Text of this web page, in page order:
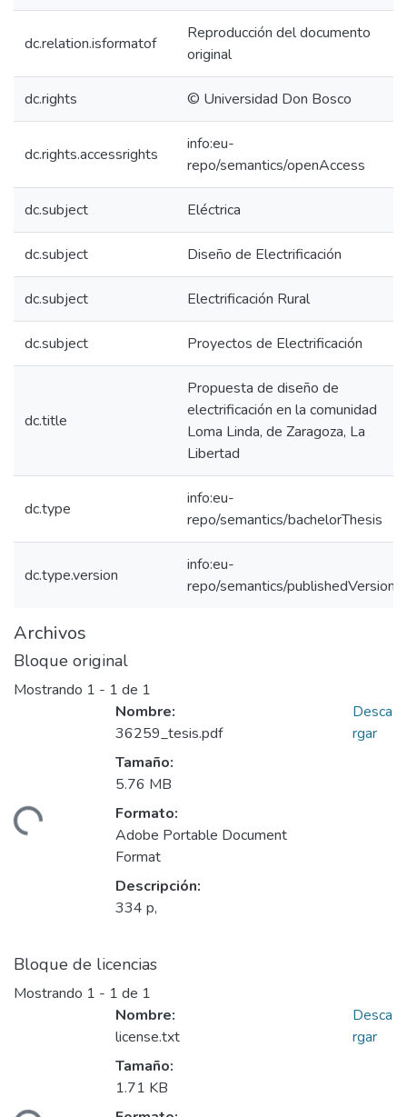
dc.relation.isformatof
Reproducción del documento
original
dc.rights © Universidad Don Bosco
dc.rights.accessrights
info:eu-
repo/semantics/openAccess
dc.subject Eléctrica
dc.subject Diseño de Electrificación
dc.subject Electrificación Rural
dc.subject Proyectos de Electrificación
dc.title
Propuesta de diseño de
electrificación en la comunidad
Loma Linda, de Zaragoza, La
Libertad
dc.type
info:eu-
repo/semantics/bachelorThesis
dc.type.version
info:eu-
repo/semantics/publishedVersion
Archivos
Bloque original
Mostrando 1 - 1 de 1
Nombre:
36259_tesis.pdf
Tamaño:
5.76 MB
Formato:
Adobe Portable Document
Format
Descripción:
334 p,
Desca
rgar
Bloque de licencias
Mostrando 1 - 1 de 1
Nombre:
license.txt
Tamaño:
1.71 KB
Desca
rgar